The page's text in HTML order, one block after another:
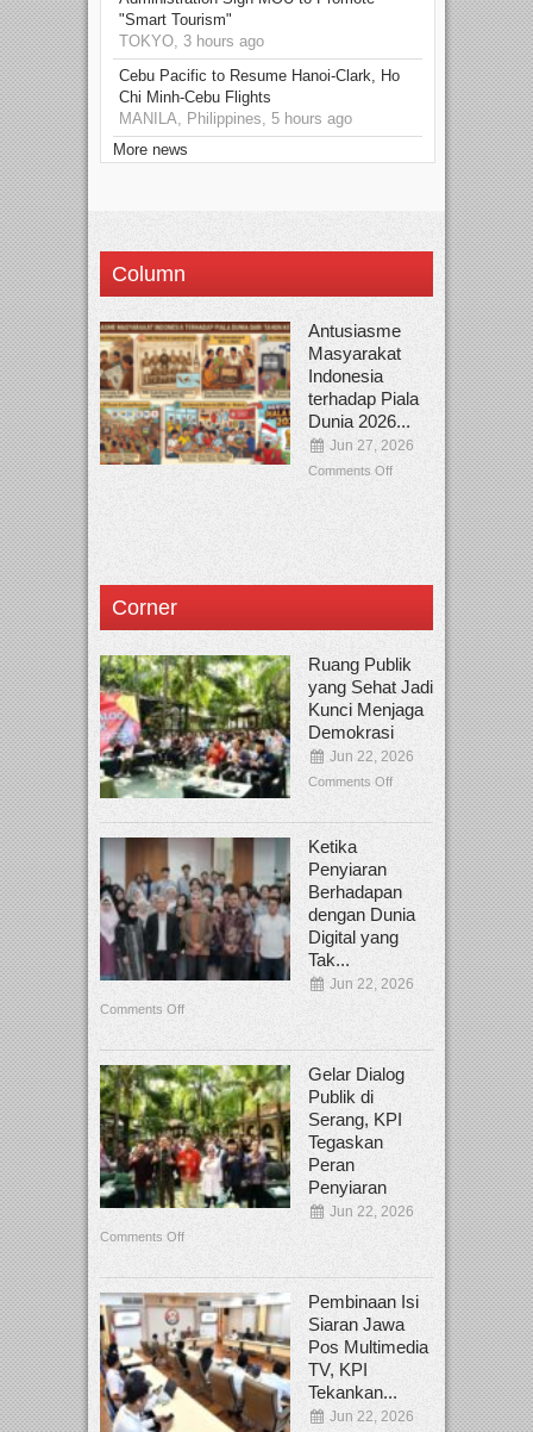
"Smart Tourism"
TOKYO, 3 hours ago
Cebu Pacific to Resume Hanoi-Clark, Ho
Chi Minh-Cebu Flights
MANILA, Philippines, 5 hours ago
More news
Column
Antusiasme
Masyarakat
Indonesia
terhadap Piala
Dunia 2026...
Jun 27, 2026
Comments Off
Corner
Ruang Publik
yang Sehat Jadi
Kunci Menjaga
Demokrasi
Jun 22, 2026
Comments Off
Ketika
Penyiaran
Berhadapan
dengan Dunia
Digital yang
Tak...
Jun 22, 2026
Comments Off
Gelar Dialog
Publik di
Serang, KPI
Tegaskan
Peran
Penyiaran
Jun 22, 2026
Comments Off
Pembinaan Isi
Siaran Jawa
Pos Multimedia
TV, KPI
Tekankan...
Jun 22, 2026